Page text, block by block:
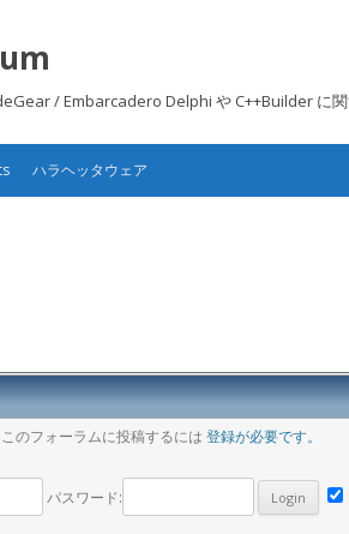
/ Embarcadero Delphi や C++Builder に
ハラヘッタウェア
のフォーラムに投稿するには 登録が必要です。
パスワード: